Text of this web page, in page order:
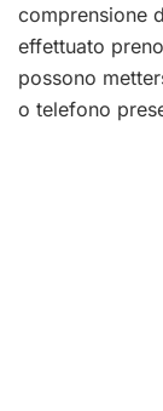
comprensione
effettuato
possono
o telefono